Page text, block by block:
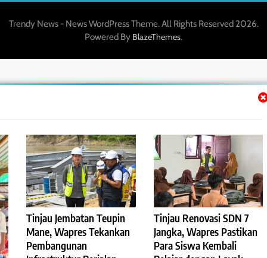
Tinjau Jembatan Teupin
Mane, Wapres Tekankan
Pembangunan
Tinjau Renovasi SDN 7
Jangka, Wapres Pastikan
Para Siswa Kembali
Trendy News - News WordPress Theme. All Rights Reserved 2026.
Powered By BlazeThemes.